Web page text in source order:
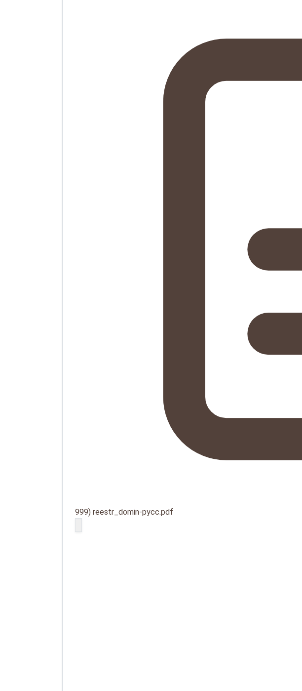
999) reestr_domin-русс.pdf